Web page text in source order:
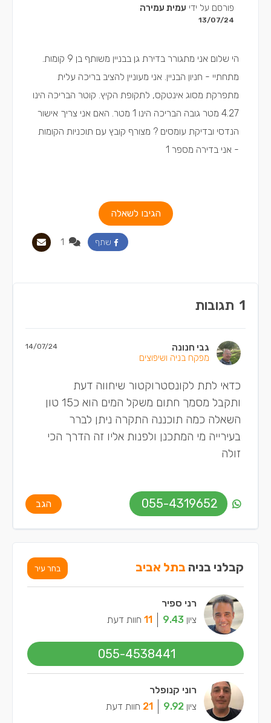
פורסם על ידי עמית עמירה
13/07/24
הי שלום אני מתגורר בדירת גן בבניין משותף בן 9 קומות.
מתחתיי - חניון הבניין. אני מעוניין להציב בריכה עלית
מתפרקת מסוג אינטקס, לתקופת הקיץ. קוטר הבריכה הינו
4.27 מטר גובה הבריכה הינו 1 מטר. האם אני צריך אישור
הנדסי ובדיקת עומסים ? מצורף קובץ עם תוכניות הקומות
- אני בדירה מספר 1
הגיבו לשאלה
שתף
1 תגובות
גבי חנונה
מפקח בניה ושיפוצים
14/07/24
כדאי לתת לקונסטרוקטור שיחווה דעת
ותקבל מסמך חתום משקל המים הוא כ15 טון
השאלה כמה תוכננה התקרה ניתן לברר
בעירייה מי המתכנן ולפנות אליו זה הדרך הכי
זולה
055-4319652 הגב
קבלני בניה בתל אביב בחר עיר
רני ספיר
ציון 9.43
11 חוות דעת
055-4538441
רוני קנופלר
ציון 9.92
21 חוות דעת